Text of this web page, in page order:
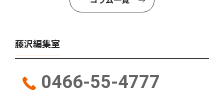
藤沢編集室
0466-55-4777